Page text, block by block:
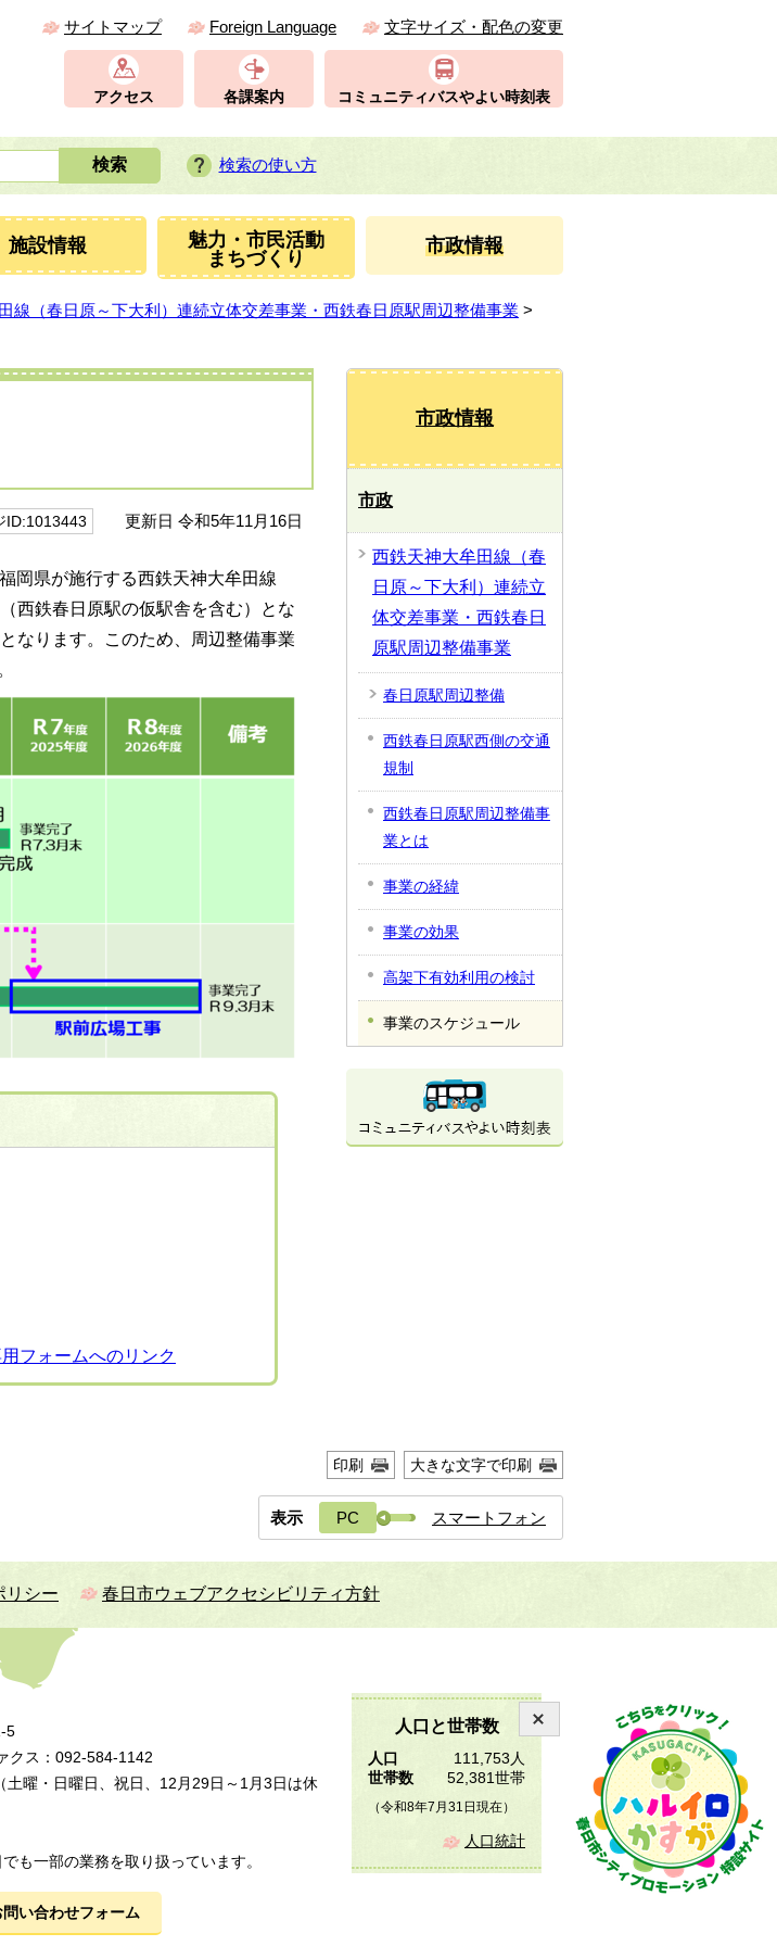
サイトマップ Foreign Language 文字サイズ・配色の変更
アクセス 各課案内 コミュニティバスやよい時刻表
検索の使い方
施設情報
魅力・市民活動
まちづくり
市政情報
線（春日原～下大利）連続立体交差事業・西鉄春日原駅周辺整備事業 >
ID:1013443 更新日 令和5年11月16日
岡県が施行する西鉄天神大牟田線
西鉄春日原駅の仮駅舎を含む）とな
なります。このため、周辺整備事業
フォームへのリンク
市政情報
市政
西鉄天神大牟田線（春
日原～下大利）連続立
体交差事業・西鉄春日
原駅周辺整備事業
春日原駅周辺整備
西鉄春日原駅西側の交通
規制
西鉄春日原駅周辺整備事
業とは
事業の経緯
事業の効果
高架下有効利用の検討
事業のスケジュール
印刷 大きな文字で印刷
表示 PC スマートフォン
リシー 春日市ウェブアクセシビリティ方針
人口と世帯数
人口
111,753人
世帯数
52,381世帯
（令和8年7月31日現在）
人口統計
5
ス：092-584-1142
曜・日曜日、祝日、12月29日～1月3日は休
も一部の業務を取り扱っています。
問い合わせフォーム